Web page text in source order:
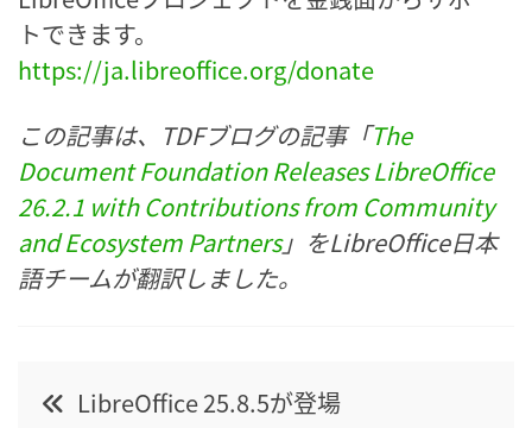
トできます。
https://ja.libreoffice.org/donate
この記事は、TDFブログの記事「The
Document Foundation Releases LibreOffice
26.2.1 with Contributions from Community
and Ecosystem Partners」をLibreOffice日本
語チームが翻訳しました。
PostLibreOffice 25.8.5が登場